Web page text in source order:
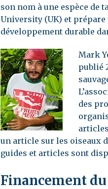
son nom à une espèce de
University (UK) et prépare
développement durable
Mark
publié
des
un article sur les oiseaux
guides et articles sont
Financement